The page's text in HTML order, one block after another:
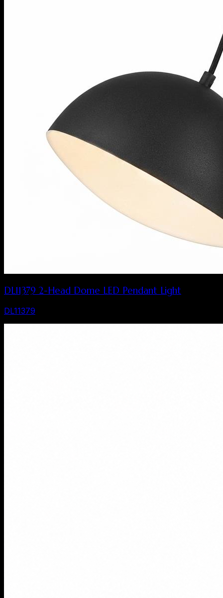
DL11379 2-Head Dome LED Pendant Light
DL11379